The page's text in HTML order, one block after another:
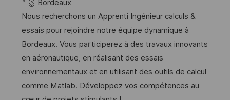
e
c
a
l
i
s
a
t
e
d
’
a
f
f
é
f
é
r
e
n
c
t
é
g
o
r
i
Bordeaux
Nous recherchons un Apprenti Ingénieur calculs &
essais pour rejoindre notre équipe dynamique à
Bordeaux. Vous participerez à des travaux innovants
en aéronautique, en réalisant des essais
environnementaux et en utilisant des outils de calcul
comme Matlab. Développez vos compétences au